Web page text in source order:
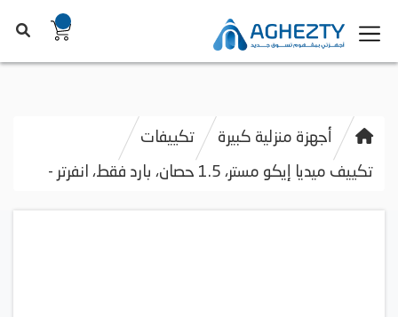
أجهزة منزلية كبيرة تكييفات
تكييف ميديا إيكو مستر، 1.5 حصان، بارد فقط، انفرتر -